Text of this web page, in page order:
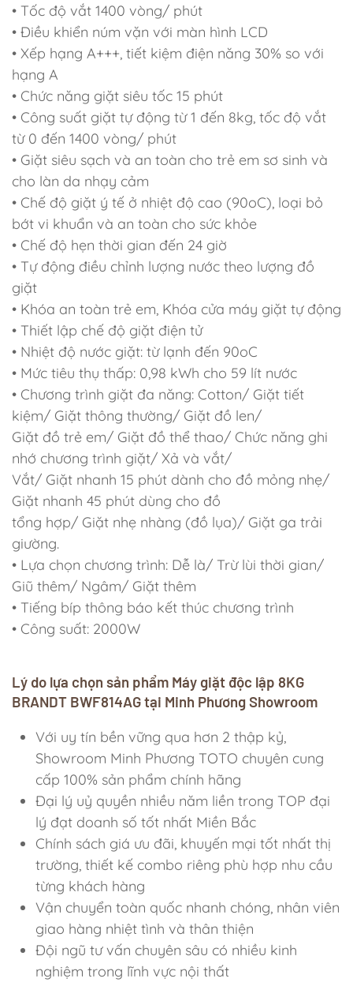
• Tốc độ vắt 1400 vòng/ phút
• Ðiều khiển núm vặn với màn hình LCD
• Xếp hạng A+++, tiết kiệm điện năng 30% so với
hạng A
• Chức năng giặt siêu tốc 15 phút
• Công suất giặt tự động từ 1 đến 8kg, tốc độ vắt
từ 0 đến 1400 vòng/ phút
• Giặt siêu sạch và an toàn cho trẻ em sơ sinh và
cho làn da nhạy cảm
• Chế độ giặt ý tế ở nhiệt độ cao (90oC), loại bỏ
bớt vi khuẩn và an toàn cho sức khỏe
• Chế độ hẹn thời gian đến 24 giờ
• Tự động điều chỉnh lượng nước theo lượng đồ
giặt
• Khóa an toàn trẻ em, Khóa cửa máy giặt tự động
• Thiết lập chế độ giặt điện tử
• Nhiệt độ nước giặt: từ lạnh đến 90oC
• Mức tiêu thụ thấp: 0,98 kWh cho 59 lít nước
• Chương trình giặt đa năng: Cotton/ Giặt tiết
kiệm/ Giặt thông thường/ Giặt đồ len/
Giặt đồ trẻ em/ Giặt đồ thể thao/ Chức năng ghi
nhớ chương trình giặt/ Xả và vắt/
Vắt/ Giặt nhanh 15 phút dành cho đồ mỏng nhẹ/
Giặt nhanh 45 phút dùng cho đồ
tổng hợp/ Giặt nhẹ nhàng (đồ lụa)/ Giặt ga trải
giường.
• Lựa chọn chương trình: Dễ là/ Trừ lùi thời gian/
Giũ thêm/ Ngâm/ Giặt thêm
• Tiếng bíp thông báo kết thúc chương trình
• Công suất: 2000W
Lý do lựa chọn sản phẩm Máy giặt độc lập 8KG
BRANDT BWF814AG tại Minh Phương Showroom
Với uy tín bền vững qua hơn 2 thập kỷ,
Showroom Minh Phương TOTO chuyên cung
cấp 100% sản phẩm chính hãng
Đại lý uỷ quyền nhiều năm liền trong TOP đại
lý đạt doanh số tốt nhất Miền Bắc
Chính sách giá ưu đãi, khuyến mại tốt nhất thị
trường, thiết kế combo riêng phù hợp nhu cầu
từng khách hàng
Vận chuyển toàn quốc nhanh chóng, nhân viên
giao hàng nhiệt tình và thân thiện
Đội ngũ tư vấn chuyên sâu có nhiều kinh
nghiệm trong lĩnh vực nội thất